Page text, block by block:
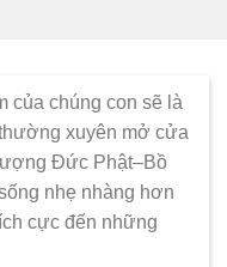
của chúng con sẽ là
xuyên mở cửa
Đức Phật–Bồ
nhẹ nhàng hơn
cực đến những